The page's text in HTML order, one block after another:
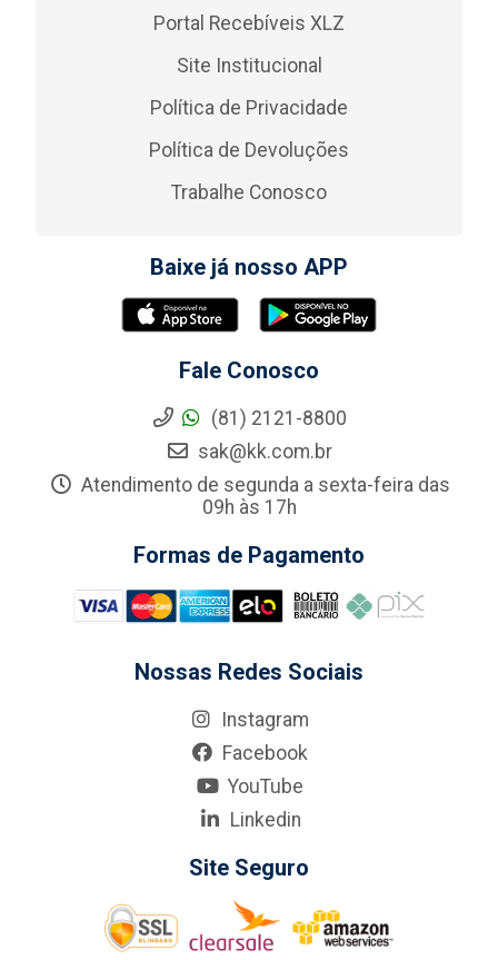
Portal Recebíveis XLZ
Site Institucional
Política de Privacidade
Política de Devoluções
Trabalhe Conosco
Baixe já nosso APP
Fale Conosco
(81) 2121-8800
sak@kk.com.br
Atendimento de segunda a sexta-feira das
09h às 17h
Formas de Pagamento
Nossas Redes Sociais
Instagram
Facebook
YouTube
Linkedin
Site Seguro